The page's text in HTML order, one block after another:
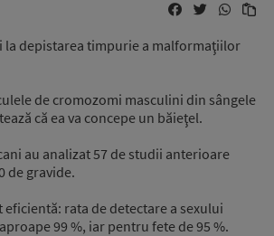
la depistarea timpurie a malformaţiilor
de cromozomi masculini din sângele
că ea va concepe un băieţel.
au analizat 57 de studii anterioare
de gravide.
eficientă: rata de detectare a sexului
99 %, iar pentru fete de 95 %.